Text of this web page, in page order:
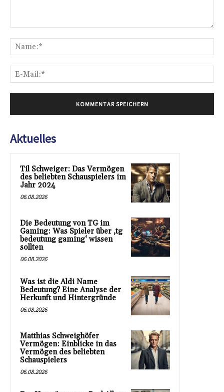
Aktuelles
Til Schweiger: Das Vermögen
des beliebten Schauspielers im
Jahr 2024
06.08.2026
Die Bedeutung von TG im
Gaming: Was Spieler über ‚tg
bedeutung gaming‘ wissen
sollten
06.08.2026
Was ist die Aldi Name
Bedeutung? Eine Analyse der
Herkunft und Hintergründe
06.08.2026
Matthias Schweighöfer
Vermögen: Einblicke in das
Vermögen des beliebten
Schauspielers
06.08.2026